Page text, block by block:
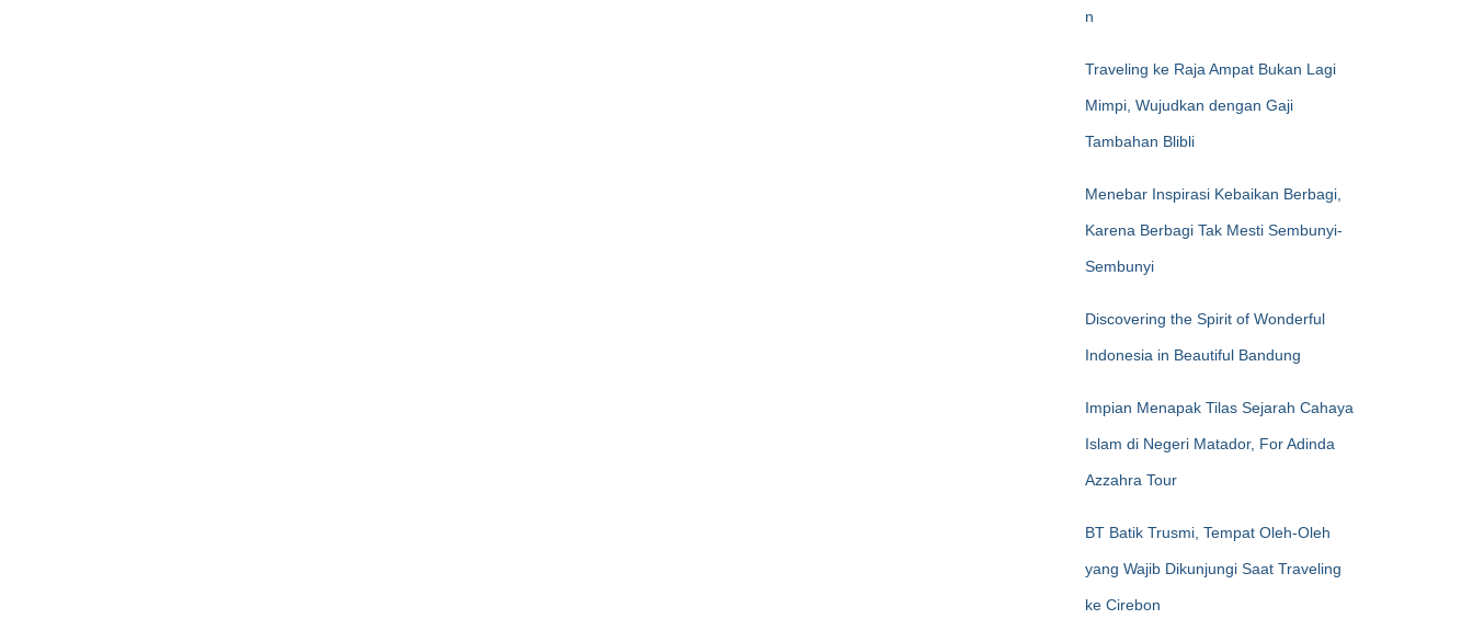
Traveling ke Raja Ampat Bukan Lagi
Mimpi, Wujudkan dengan Gaji
Tambahan Blibli
Menebar Inspirasi Kebaikan Berbagi,
Karena Berbagi Tak Mesti Sembunyi-
Sembunyi
Discovering the Spirit of Wonderful
Indonesia in Beautiful Bandung
Impian Menapak Tilas Sejarah Cahaya
Islam di Negeri Matador, For Adinda
Azzahra Tour
BT Batik Trusmi, Tempat Oleh-Oleh
yang Wajib Dikunjungi Saat Traveling
ke Cirebon